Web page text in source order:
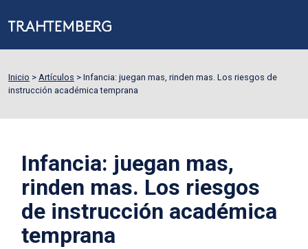
Inicio > Artículos > Infancia: juegan mas, rinden mas. Los riesgos de
instrucción académica temprana
Infancia: juegan mas,
rinden mas. Los riesgos
de instrucción académica
temprana